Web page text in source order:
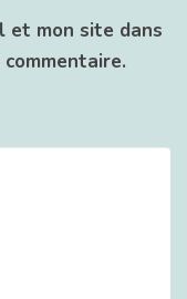
et mon site dans